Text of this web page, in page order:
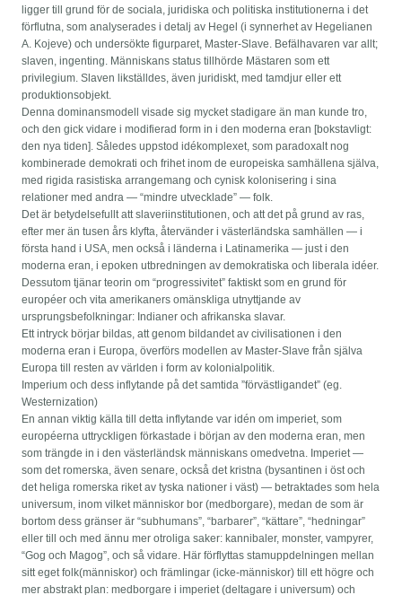
ligger till grund för de sociala, juridiska och politiska institutionerna i det
förflutna, som analyserades i detalj av Hegel (i synnerhet av Hegelianen
A. Kojeve) och undersökte figurparet, Master-Slave. Befälhavaren var allt;
slaven, ingenting. Människans status tillhörde Mästaren som ett
privilegium. Slaven likställdes, även juridiskt, med tamdjur eller ett
produktionsobjekt.
Denna dominansmodell visade sig mycket stadigare än man kunde tro,
och den gick vidare i modifierad form in i den moderna eran [bokstavligt:
den nya tiden]. Således uppstod idékomplexet, som paradoxalt nog
kombinerade demokrati och frihet inom de europeiska samhällena själva,
med rigida rasistiska arrangemang och cynisk kolonisering i sina
relationer med andra — “mindre utvecklade” — folk.
Det är betydelsefullt att slaveriinstitutionen, och att det på grund av ras,
efter mer än tusen års klyfta, återvänder i västerländska samhällen — i
första hand i USA, men också i länderna i Latinamerika — just i den
moderna eran, i epoken utbredningen av demokratiska och liberala idéer.
Dessutom tjänar teorin om “progressivitet” faktiskt som en grund för
européer och vita amerikaners omänskliga utnyttjande av
ursprungsbefolkningar: Indianer och afrikanska slavar.
Ett intryck börjar bildas, att genom bildandet av civilisationen i den
moderna eran i Europa, överförs modellen av Master-Slave från själva
Europa till resten av världen i form av kolonialpolitik.
Imperium och dess inflytande på det samtida ”förvästligandet” (eg.
Westernization)
En annan viktig källa till detta inflytande var idén om imperiet, som
européerna uttryckligen förkastade i början av den moderna eran, men
som trängde in i den västerländsk människans omedvetna. Imperiet —
som det romerska, även senare, också det kristna (bysantinen i öst och
det heliga romerska riket av tyska nationer i väst) — betraktades som hela
universum, inom vilket människor bor (medborgare), medan de som är
bortom dess gränser är “subhumans”, “barbarer”, “kättare”, “hedningar”
eller till och med ännu mer otroliga saker: kannibaler, monster, vampyrer,
“Gog och Magog”, och så vidare. Här förflyttas stamuppdelningen mellan
sitt eget folk(människor) och främlingar (icke-människor) till ett högre och
mer abstrakt plan: medborgare i imperiet (deltagare i universum) och